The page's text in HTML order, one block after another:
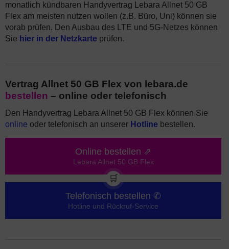
monatlich kündbaren Handyvertrag Lebara Allnet 50 GB
Flex am meisten nutzen wollen (z.B. Büro, Uni) können sie
vorab prüfen. Den Ausbau des LTE und 5G-Netzes können
Sie hier in der Netzkarte prüfen.
Vertrag Allnet 50 GB Flex von lebara.de
bestellen – online oder telefonisch
Den Handyvertrag Lebara Allnet 50 GB Flex können Sie
online oder telefonisch an unserer Hotline bestellen.
Online bestellen ⇗
Lebara Allnet 50 GB Flex
🛒
Telefonisch bestellen ✆
Hotline und Rückruf-Service